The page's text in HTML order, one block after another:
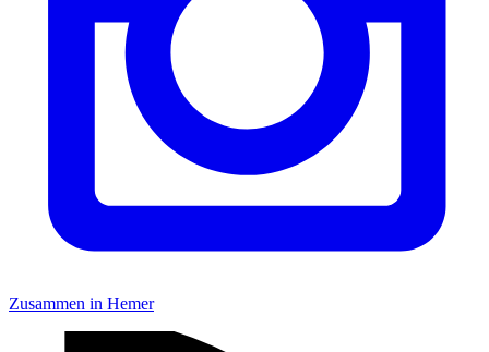
Zusammen in Hemer